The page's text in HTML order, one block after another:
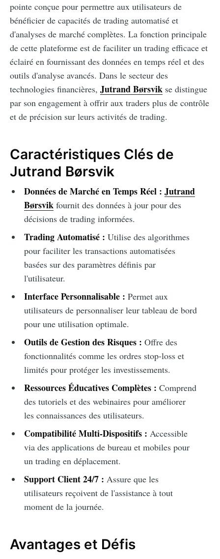
pointe conçue pour permettre aux utilisateurs de
bénéficier de capacités de trading automatisé et
d'analyses de marché complètes. La fonction principale
de cette plateforme est de faciliter un trading efficace et
éclairé en fournissant des données en temps réel et des
outils d'analyse avancés. Dans le secteur des
technologies financières, Jutrand Børsvik se distingue
par son engagement à offrir aux traders plus de contrôle
et de précision sur leurs activités de trading.
Caractéristiques Clés de
Jutrand Børsvik
Données de Marché en Temps Réel : Jutrand
Børsvikfournit des données à jour pour des
décisions de trading informées.
Trading Automatisé : Utilise des algorithmes
pour faciliter les transactions automatisées
basées sur des paramètres définis par
l'utilisateur.
Interface Personnalisable : Permet aux
utilisateurs de personnaliser leur tableau de bord
pour une utilisation optimale.
Outils de Gestion des Risques : Offre des
fonctionnalités comme les ordres stop-loss et
limités pour protéger les investissements.
Ressources Éducatives Complètes : Comprend
des tutoriels et des webinaires pour améliorer
les connaissances des utilisateurs.
Compatibilité Multi-Dispositifs : Accessible
via des applications de bureau et mobiles pour
un trading en déplacement.
Support Client 24/7 : Assure que les
utilisateurs reçoivent de l'assistance à tout
moment de la journée.
Avantages et Défis